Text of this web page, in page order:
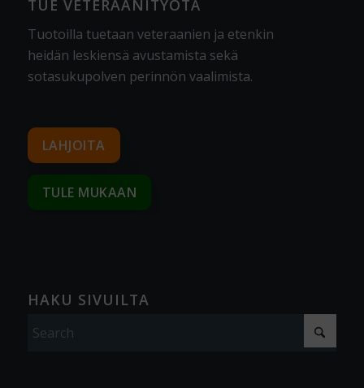
TUE VETERAANITYÖTÄ
Tuotoilla tuetaan veteraanien ja etenkin
heidän leskiensä avustamista sekä
sotasukupolven perinnön vaalimista.
LAHJOITA
TULE MUKAAN
HAKU SIVUILTA